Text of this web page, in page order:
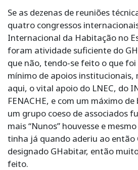
Se as dezenas de reuniões
quatro congressos
Internacional da Habitação no
foram atividade suficiente do
que não, tendo-se feito o que foi
mínimo de apoios institucionais,
aqui, o vital apoio do LNEC, do
FENACHE, e com um máximo
um grupo coeso de associados
mais “Nunos” houvesse e
tinha já quando aderiu ao então
designado GHabitar, então
feito.